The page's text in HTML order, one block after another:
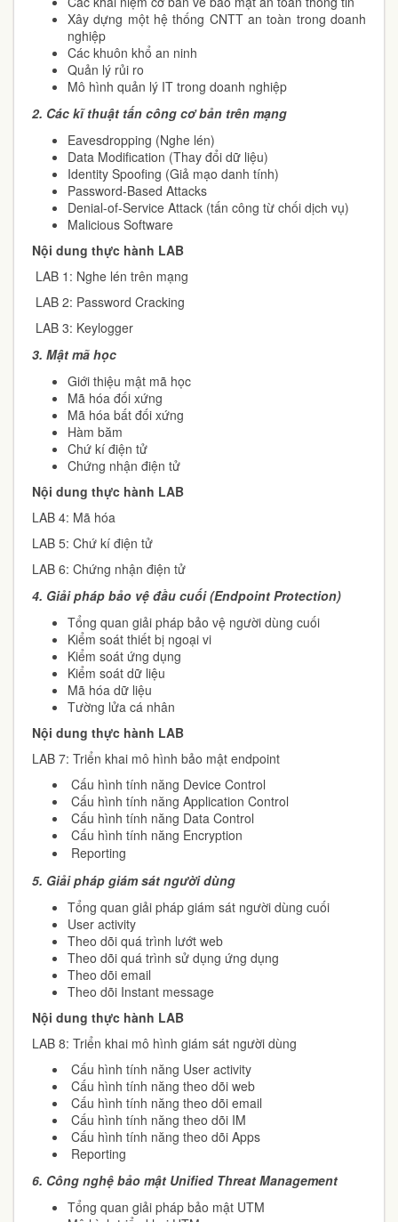
Xây dựng một hệ thống CNTT an toàn trong doanh
nghiệp
Các khuôn khổ an ninh
Quản lý rủi ro
Mô hình quản lý IT trong doanh nghiệp
2. Các kĩ thuật tấn công cơ bản trên mạng
Eavesdropping (Nghe lén)
Data Modification (Thay đổi dữ liệu)
Identity Spoofing (Giả mạo danh tính)
Password-Based Attacks
Denial-of-Service Attack (tấn công từ chối dịch vụ)
Malicious Software
Nội dung thực hành LAB
LAB 1: Nghe lén trên mạng
LAB 2: Password Cracking
LAB 3: Keylogger
3. Mật mã học
Giới thiệu mật mã học
Mã hóa đối xứng
Mã hóa bất đối xứng
Hàm băm
Chứ kí điện tử
Chứng nhận điện tử
Nội dung thực hành LAB
LAB 4: Mã hóa
LAB 5: Chứ kí điện tử
LAB 6: Chứng nhận điện tử
4. Giải pháp bảo vệ đầu cuối (Endpoint Protection)
Tổng quan giải pháp bảo vệ người dùng cuối
Kiểm soát thiết bị ngoại vi
Kiểm soát ứng dụng
Kiểm soát dữ liệu
Mã hóa dữ liệu
Tường lửa cá nhân
Nội dung thực hành LAB
LAB 7: Triển khai mô hình bảo mật endpoint
Cấu hình tính năng Device Control
Cấu hình tính năng Application Control
Cấu hình tính năng Data Control
Cấu hình tính năng Encryption
Reporting
5. Giải pháp giám sát người dùng
Tổng quan giải pháp giám sát người dùng cuối
User activity
Theo dõi quá trình lướt web
Theo dõi quá trình sử dụng ứng dụng
Theo dõi email
Theo dõi Instant message
Nội dung thực hành LAB
LAB 8: Triển khai mô hình giám sát người dùng
Cấu hình tính năng User activity
Cấu hình tính năng theo dõi web
Cấu hình tính năng theo dõi email
Cấu hình tính năng theo dõi IM
Cấu hình tính năng theo dõi Apps
Reporting
6. Công nghệ bảo mật Unified Threat Management
Tổng quan giải pháp bảo mật UTM